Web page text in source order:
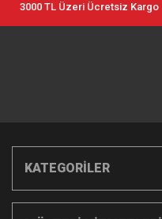
3000 TL Üzeri Ücretsiz Kargo
KATEGORİLER